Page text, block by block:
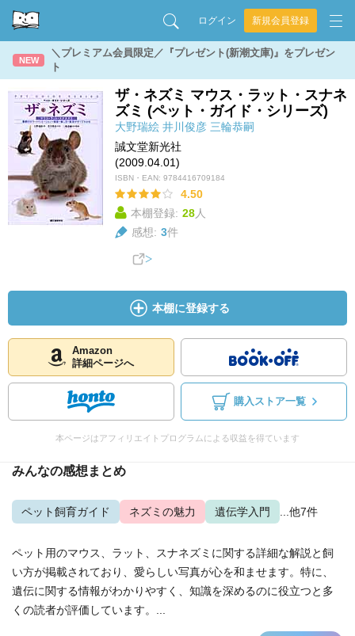
ログイン 新規会員登録
NEW
＼プレミアム会員限定／『プレゼント(新潮文庫)』をプレゼン
ト
ザ・ネズミ マウス・ラット・スナネ
ズミ (ペット・ガイド・シリーズ)
大野瑞絵 井川俊彦 三輪恭嗣
誠文堂新光社
(2009.04.01)
ISBN・EAN: 9784416709184
4.50
本棚登録: 28人
感想: 3件
本棚に登録する
Amazon
詳細ページへ
購入ストア一覧
本ページはアフィリエイトプログラムによる収益を得ています
みんなの感想まとめ
ペット飼育ガイド ネズミの魅力 遺伝学入門 ...他7件
ペット用のマウス、ラット、スナネズミに関する詳細な解説と飼
い方が掲載されており、愛らしい写真が心を和ませます。特に、
遺伝に関する情報がわかりやすく、知識を深めるのに役立つと多
くの読者が評価しています。...